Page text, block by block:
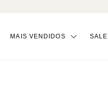
MAIS VENDIDOS SALE